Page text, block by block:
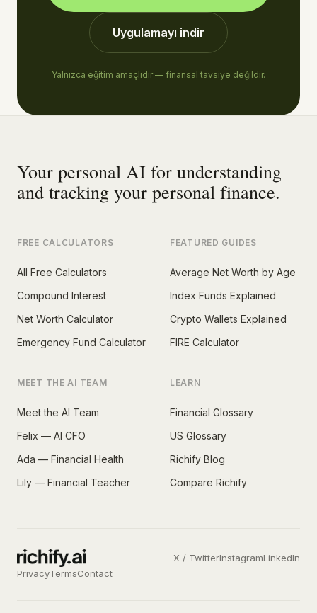
Uygulamayı indir
Yalnızca eğitim amaçlıdır — finansal tavsiye değildir.
Your personal AI for understanding
and tracking your personal finance.
FREE CALCULATORS
All Free Calculators
Compound Interest
Net Worth Calculator
Emergency Fund Calculator
FEATURED GUIDES
Average Net Worth by Age
Index Funds Explained
Crypto Wallets Explained
FIRE Calculator
MEET THE AI TEAM
Meet the AI Team
Felix — AI CFO
Ada — Financial Health
Lily — Financial Teacher
LEARN
Financial Glossary
US Glossary
Richify Blog
Compare Richify
X / TwitterInstagramLinkedIn
PrivacyTermsContact